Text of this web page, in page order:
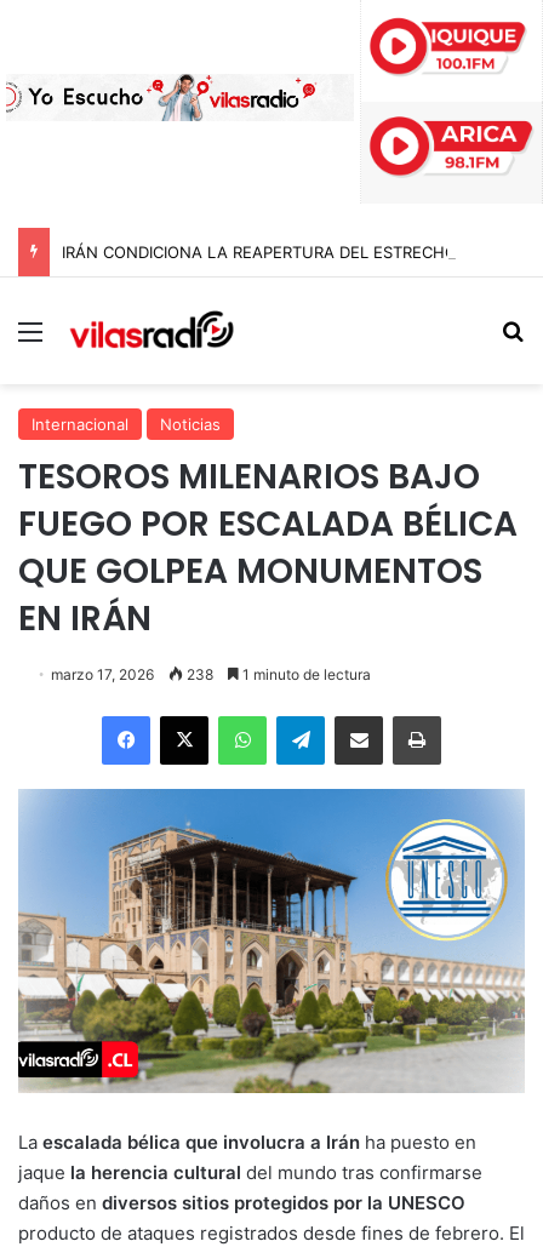
Menú
Internacional Noticias
TESOROS MILENARIOS BAJO
FUEGO POR ESCALADA BÉLICA
QUE GOLPEA MONUMENTOS
EN IRÁN
marzo 17, 2026 238 1 minuto de lectura
Facebook
X WhatsAppTelegramEnviar vía email Imprimir
La escalada bélica que involucra a Irán ha puesto en
jaque la herencia cultural del mundo tras confirmarse
daños en diversos sitios protegidos por la UNESCO
producto de ataques registrados desde fines de febrero. El